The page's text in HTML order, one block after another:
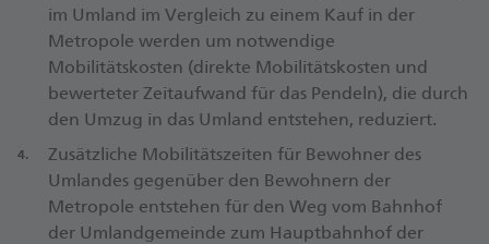
im Umland im Vergleich zu einem Kauf in der
Metropole werden um notwendige
Mobilitätskosten (direkte Mobilitätskosten und
bewerteter Zeitaufwand für das Pendeln), die durch
den Umzug in das Umland entstehen, reduziert.
Zusätzliche Mobilitätszeiten für Bewohner des
Umlandes gegenüber den Bewohnern der
Metropole entstehen für den Weg vom Bahnhof
der Umlandgemeinde zum Hauptbahnhof der